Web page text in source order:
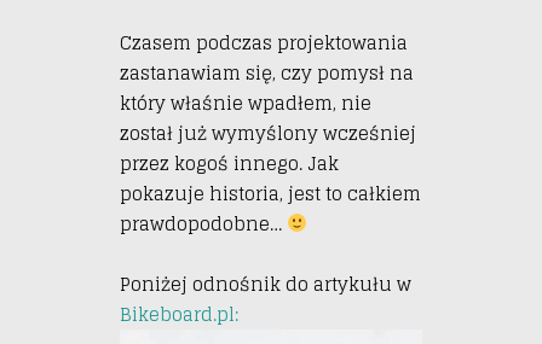
Czasem podczas projektowania
zastanawiam się, czy pomysł na
który właśnie wpadłem, nie
został już wymyślony wcześniej
przez kogoś innego. Jak
pokazuje historia, jest to całkiem
prawdopodobne…
Poniżej odnośnik do artykułu w
Bikeboard.pl: